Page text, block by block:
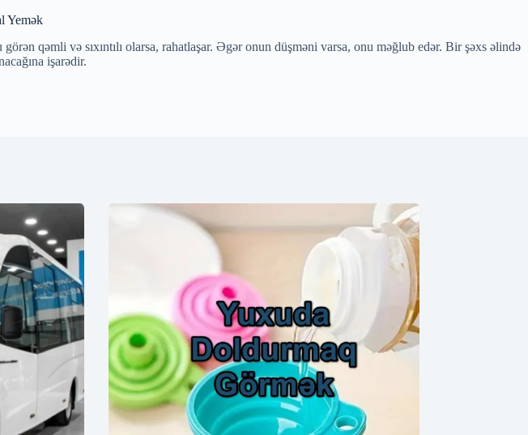
Yemək
görən qəmli və sıxıntılı olarsa, rahatlaşar. Əgər onun düşməni varsa, onu məğlub edər. Bir şəxs əlində
işarədir.